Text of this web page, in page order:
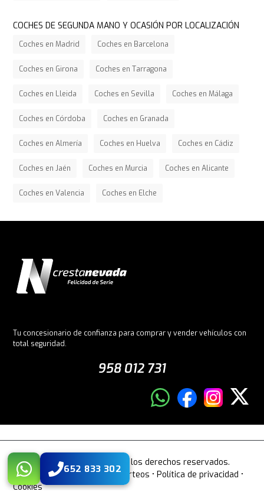
652 833 302
COCHES DE SEGUNDA MANO Y OCASIÓN POR LOCALIZACIÓN
Coches en Madrid Coches en Barcelona
Coches en Girona Coches en Tarragona
Coches en Lleida Coches en Sevilla Coches en Málaga
Coches en Córdoba Coches en Granada
Coches en Almería Coches en Huelva Coches en Cádiz
Coches en Jaén Coches en Murcia Coches en Alicante
Coches en Valencia Coches en Elche
Tu concesionario de confianza para comprar y vender vehículos con
total seguridad.
958 012 731
© 2026 Crestanevada. Todos los derechos reservados.
Aviso legal• Bases legales sorteos •Política de privacidad •
Cookies